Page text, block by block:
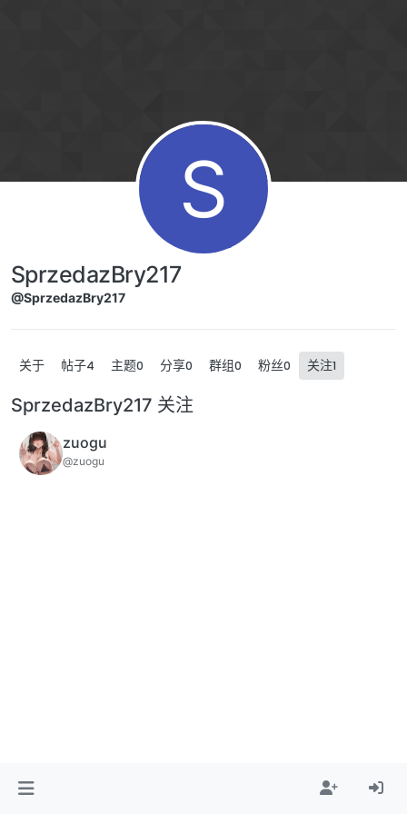
S
SprzedazBry217
@SprzedazBry217
关于 帖子4 主题0 分享0 群组0 粉丝0 关注1
SprzedazBry217 关注
zuogu
@zuogu